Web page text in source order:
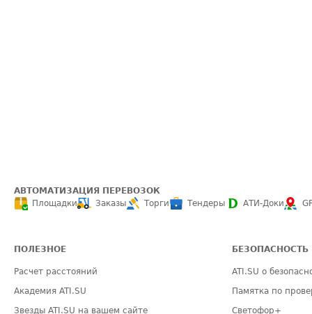
АВТОМАТИЗАЦИЯ ПЕРЕВОЗОК
Площадки
Заказы Торги Тендеры АТИ-Доки
ПОЛЕЗНОЕ
Расчет расстояний
Академия ATI.SU
Звезды ATI.SU на вашем сайте
БЕЗОПАСНОСТЬ
ATI.SU о
Памятка по
Светофор+